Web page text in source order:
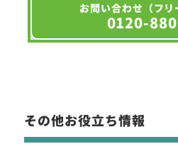
お問い合わせ（フリ
0120-
その他お役立ち情報